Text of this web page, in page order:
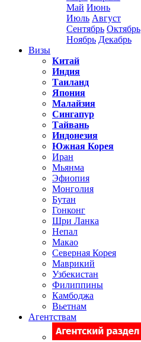
Май Июнь
Июль Август
Сентябрь Октябрь
Ноябрь Декабрь
Визы
Китай
Индия
Таиланд
Япония
Малайзия
Сингапур
Тайвань
Индонезия
Южная Корея
Иран
Мьянма
Эфиопия
Монголия
Бутан
Гонконг
Шри Ланка
Непал
Макао
Северная Корея
Маврикий
Узбекистан
Филиппины
Камбоджа
Вьетнам
Агентствам